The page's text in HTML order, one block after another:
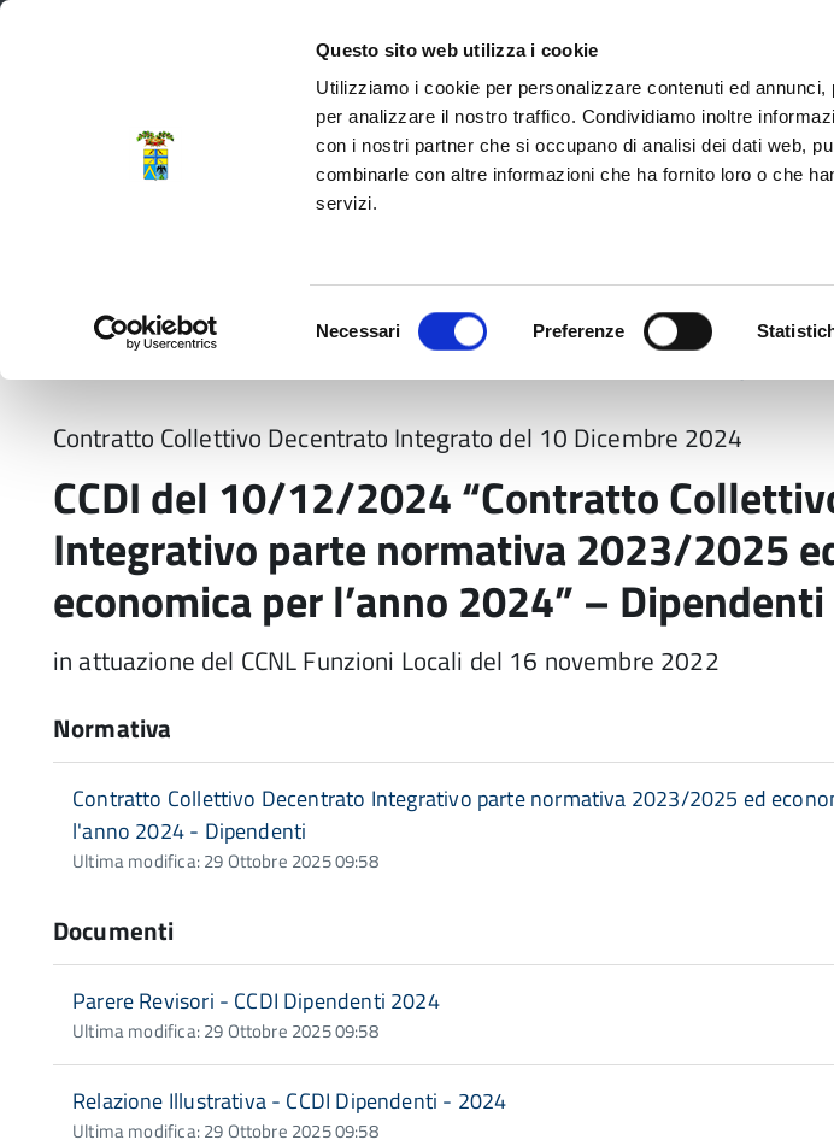
Questo sito web utilizza i cookie
Utilizziamo i cookie per personalizzare contenuti ed
per analizzare il nostro traffico. Condividiamo inoltre
con i nostri partner che si occupano di analisi dei dati web,
combinarle con altre informazioni che ha fornito loro o che
servizi.
Necessari Preferenze
Provincia di Modena
Contratto Collettivo Decentrato Integrato del 10 Dicembre 2024
CCDI del 10/12/2024 “Contratto
Integrativo parte normativa 2023/2025
economica per l’anno 2024” – Dipendenti
in attuazione del CCNL Funzioni Locali del 16 novembre 2022
Normativa
Contratto Collettivo Decentrato Integrativo parte normativa 2023/2025 ed
l'anno 2024 - Dipendenti
Ultima modifica: 29 Ottobre 2025 09:58
Documenti
Parere Revisori - CCDI Dipendenti 2024
Ultima modifica: 29 Ottobre 2025 09:58
Relazione Illustrativa - CCDI Dipendenti - 2024
Ultima modifica: 29 Ottobre 2025 09:58